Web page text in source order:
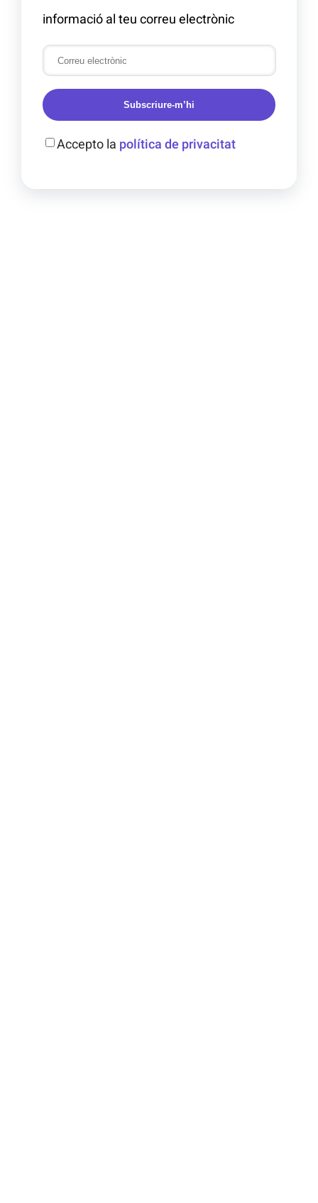
informació al teu correu electrònic
Subscriure-m’hi
Accepto la política de privacitat